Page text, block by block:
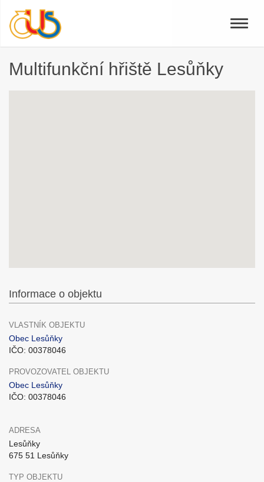
Toggle
Multifunkční hřiště Lesůňky
Informace o objektu
VLASTNÍK OBJEKTU
Obec Lesůňky
IČO: 00378046
PROVOZOVATEL OBJEKTU
Obec Lesůňky
IČO: 00378046
ADRESA
Lesůňky
675 51 Lesůňky
TYP OBJEKTU